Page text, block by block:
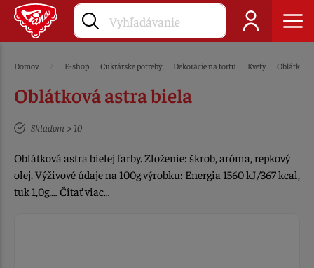
Domov E-shop Cukrárske potreby Dekorácie na tortu Kvety Oblátkové
Oblátková astra biela
Skladom > 10
Oblátková astra bielej farby. Zloženie: škrob, aróma, repkový
olej. Výživové údaje na 100g výrobku: Energia 1560 kJ/367 kcal,
tuk 1,0g,… Čítať viac…